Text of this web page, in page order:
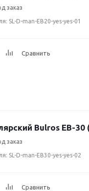
заказ
SL-D-man-EB20-yes-yes-01
Сравнить
Bulros EB-30
заказ
SL-D-man-EB30-yes-yes-02
Сравнить